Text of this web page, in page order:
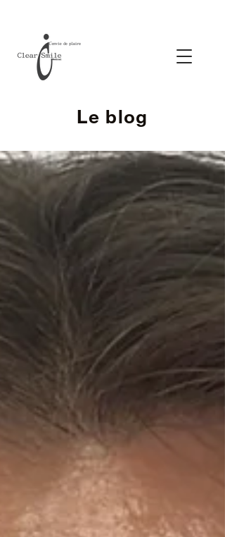
Le blog